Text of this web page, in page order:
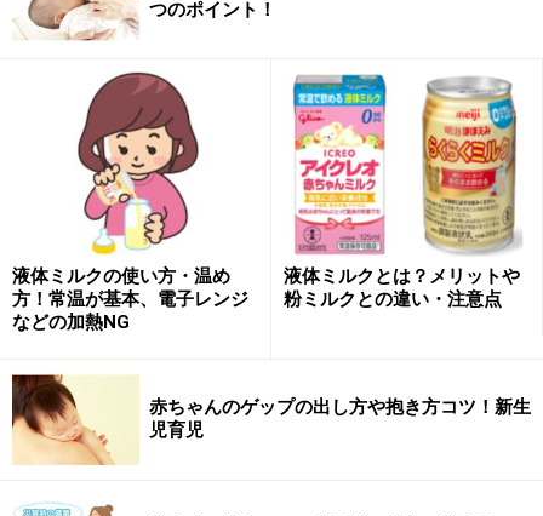
つのポイント！
液体ミルクの使い方・温め
方！常温が基本、電子レンジ
などの加熱NG
液体ミルクとは？メリットや
粉ミルクとの違い・注意点
赤ちゃんのゲップの出し方や抱き方コツ！新生
児育児